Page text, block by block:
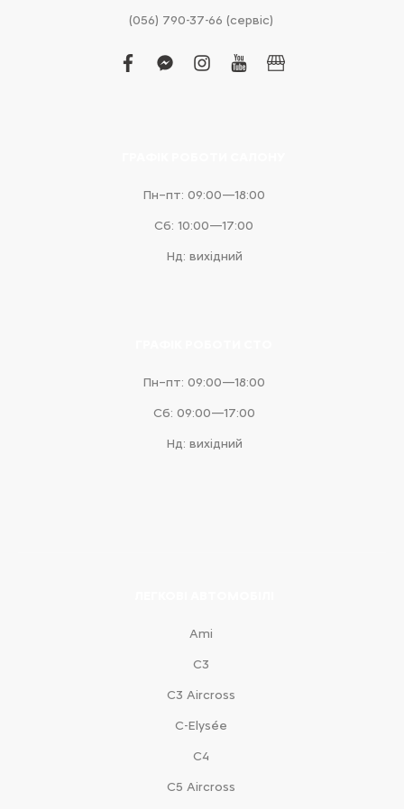
(056) 790-37-66 (сервіс)
facebook
facebook-
instagram
youtubebusiness
Пн–пт: 09:00—18:00
Сб: 10:00—17:00
Нд: вихідний
Пн–пт: 09:00—18:00
Сб: 09:00—17:00
Нд: вихідний
Ami
С3
С3 Aircross
C-Elysée
С4
С5 Aircross